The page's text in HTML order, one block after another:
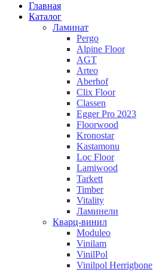
Главная
Каталог
Ламинат
Pergo
Alpine Floor
AGT
Arteo
Aberhof
Clix Floor
Classen
Egger Pro 2023
Floorwood
Kronostar
Kastamonu
Loc Floor
Lamiwood
Tarkett
Timber
Vitality
Ламинели
Кварц-винил
Moduleo
Vinilam
VinilPol
Vinilpol Herrigbone